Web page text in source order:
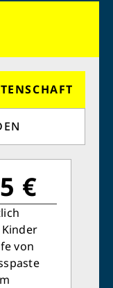
€
von
Schließen